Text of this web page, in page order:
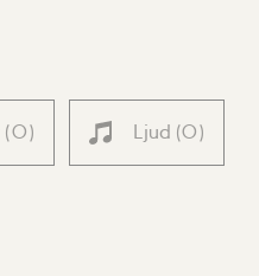
(0) Ljud (0)